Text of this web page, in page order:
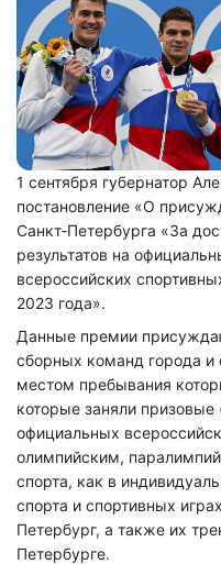
1 сентября губернатор
постановление «О
Санкт‑Петербурга «За
результатов на
всероссийских
2023 года».
Данные премии
сборных команд города
местом пребывания
которые заняли призовые
официальных
олимпийским,
спорта, как в
спорта и спортивных
Петербург, а также их
Петербурге.